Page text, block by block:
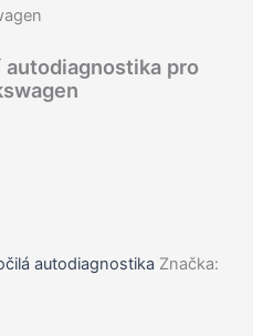
pro
autodiagnostika Značka: